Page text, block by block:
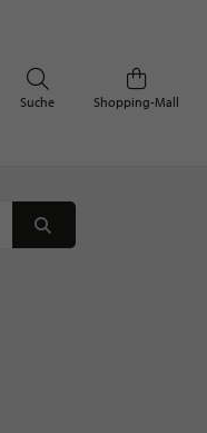
Shopping-Mall
Suche